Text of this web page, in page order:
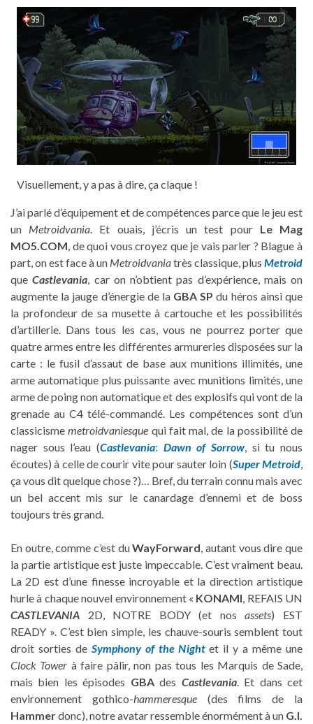
Visuellement, y a pas à dire, ça claque !
J’ai parlé d’équipement et de compétences parce que le jeu est
un Metroidvania . Et ouais, j’écris un test pour Le Mag
MO5.COM , de quoi vous croyez que je vais parler ? Blague à
part, on est face à un Metroidvaniatrès classique, plus Metroid
queCastlevania , car on n’obtient pas d’expérience, mais on
augmente la jauge d’énergie de la GBA SP du héros ainsi que
la profondeur de sa musette à cartouche et les possibilités
d’artillerie. Dans tous les cas, vous ne pourrez porter que
quatre armes entre les différentes armureries disposées sur la
carte : le fusil d’assaut de base aux munitions illimités, une
arme automatique plus puissante avec munitions limités, une
arme de poing non automatique et des explosifs qui vont de la
grenade au C4 télé-commandé. Les compétences sont d’un
classicismemetroidvaniesque qui fait mal, de la possibilité de
nager sous l’eau (Castlevania: Dawn of Sorrow , si tu nous
écoutes) à celle de courir vite pour sauter loin (Super Metroid
ça vous dit quelque chose ?)… Bref, du terrain connu mais avec
un bel accent mis sur le canardage d’ennemi et de boss
toujours très grand.
En outre, comme c’est duWayForward , autant vous dire que
la partie artistique est juste impeccable. C’est vraiment beau.
La 2D est d’une finesse incroyable et la direction artistique
hurle à chaque nouvel environnement « KONAMI , REFAIS UN
CASTLEVANIA 2D, NOTRE BODY (et nosassets) EST
READY ». C’est bien simple, les chauve-souris semblent tout
droit sorties de Symphony of the Nightet il y a même une
Clock Tower à faire pâlir, non pas tous les Marquis de Sade,
mais bien les épisodes GBAdes Castlevania. Et dans cet
environnement gothico-hammeresque(des films de la
Hammerdonc), notre avatar ressemble énormément à un G.I.